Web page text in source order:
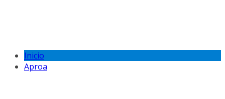
Inicio
Aproa